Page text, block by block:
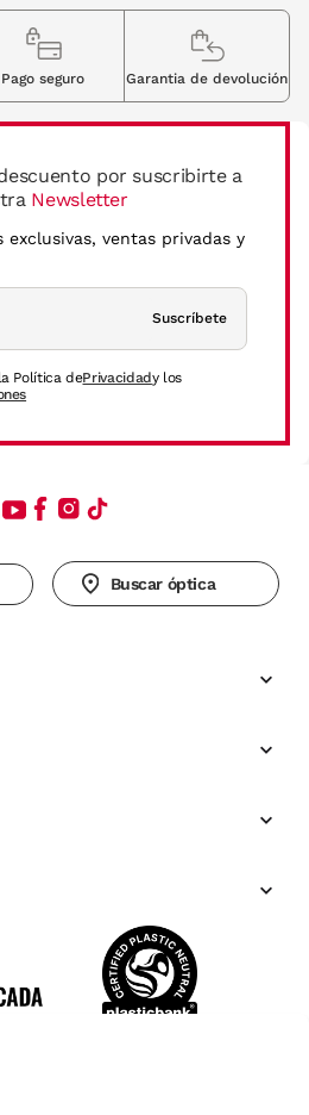
por suscribirte a
Newsletter
exclusivas, ventas privadas y
Suscríbete
Política dePrivacidady los
Pago seguro Garantia de devolución
Buscar óptica